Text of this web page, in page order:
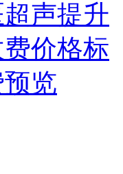
声提升
价格标
览